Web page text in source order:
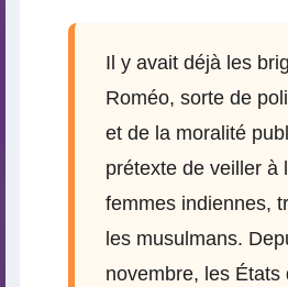
Il y avait déjà les
Roméo, sorte de
et de la moralité
prétexte de veiller à
femmes indiennes,
les musulmans.
novembre, les États